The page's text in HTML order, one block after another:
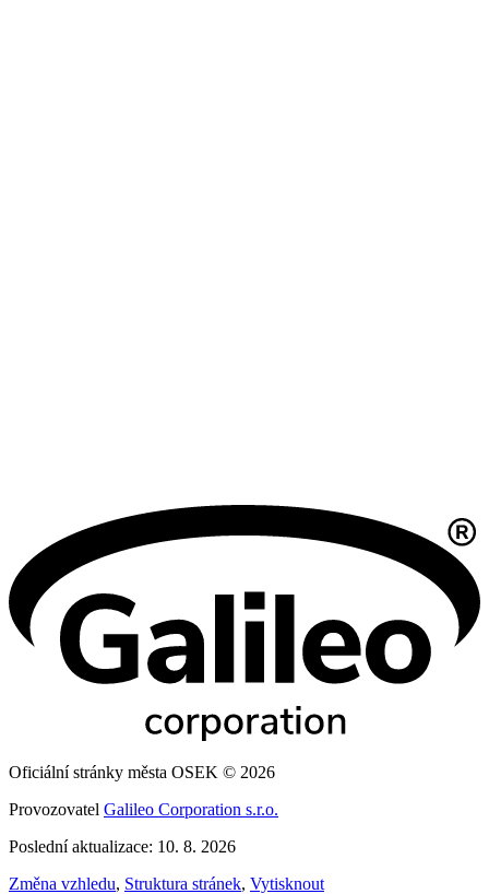
Oficiální stránky města OSEK © 2026
Provozovatel Galileo Corporation s.r.o.
Poslední aktualizace: 10. 8. 2026
Změna vzhledu, Struktura stránek, Vytisknout